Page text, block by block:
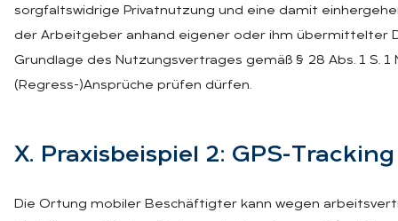
sorgfaltswidrige Privatnutzung und eine damit
der Arbeitgeber anhand eigener oder ihm übermittelter
Grundlage des Nutzungsvertrages gemäß § 28 Abs. 1 S. 1
(Regress-)Ansprüche prüfen dürfen.
X. Pra­xis­bei­spiel 2: GPS-Tracking
Die Ortung mobiler Beschäftigter kann wegen